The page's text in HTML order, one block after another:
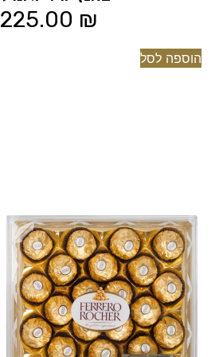
225.00 ₪
הוספה לסל